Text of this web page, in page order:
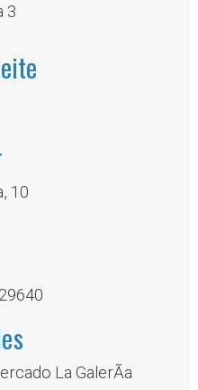
3
10
La GalerÃ­a